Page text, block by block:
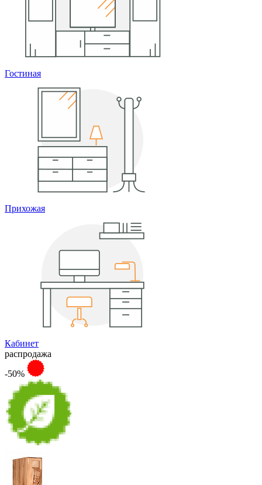
Гостиная
Прихожая
Кабинет
распродажа
-50%